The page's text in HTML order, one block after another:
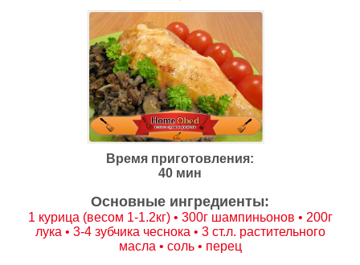
Время приготовления:
40 мин
Основные ингредиенты:
1 курица (весом 1-1.2кг) • 300г шампиньонов • 200г
лука • 3-4 зубчика чеснока • 3 ст.л. растительного
масла • соль • перец